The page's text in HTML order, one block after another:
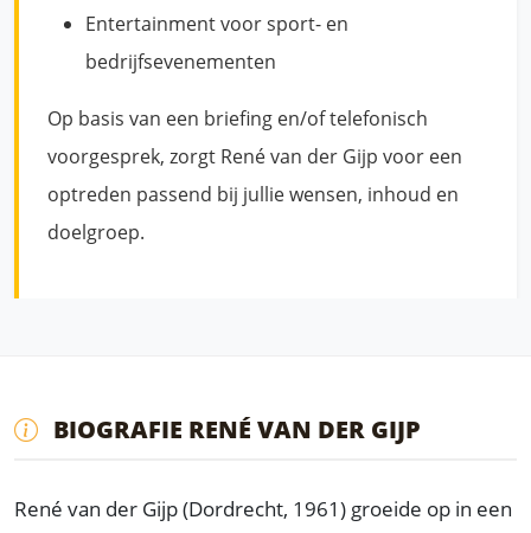
Entertainment voor sport- en
bedrijfsevenementen
Op basis van een briefing en/of telefonisch
voorgesprek, zorgt René van der Gijp voor een
optreden passend bij jullie wensen, inhoud en
doelgroep.
BIOGRAFIE RENÉ VAN DER GIJP
René van der Gijp (Dordrecht, 1961) groeide op in een